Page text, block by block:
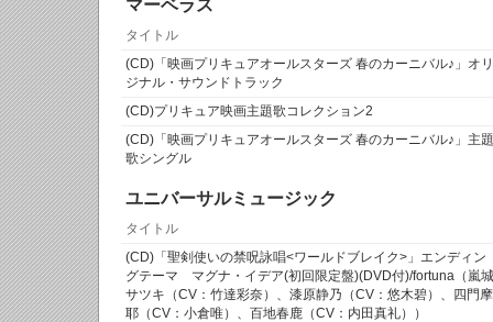
マーベラス
タイトル
(CD)「映画プリキュアオールスターズ 春のカーニバル♪」オリ
ジナル・サウンドトラック
(CD)プリキュア映画主題歌コレクション2
(CD)「映画プリキュアオールスターズ 春のカーニバル♪」主題
歌シングル
ユニバーサルミュージック
タイトル
(CD)「聖剣使いの禁呪詠唱<ワールドブレイク>」エンディン
グテーマ マグナ・イデア(初回限定盤)(DVD付)/fortuna（嵐城
サツキ（CV：竹達彩奈）、漆原静乃（CV：悠木碧）、四門摩
耶（CV：小倉唯）、百地春鹿（CV：内田真礼））